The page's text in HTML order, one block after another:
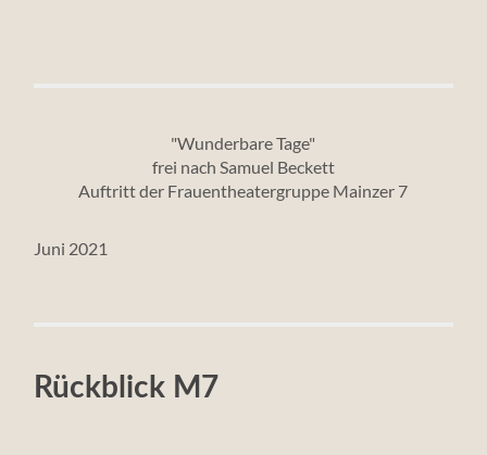
"Wunderbare Tage"
frei nach Samuel Beckett
Auftritt der Frauentheatergruppe Mainzer 7
Juni 2021
Rückblick M7